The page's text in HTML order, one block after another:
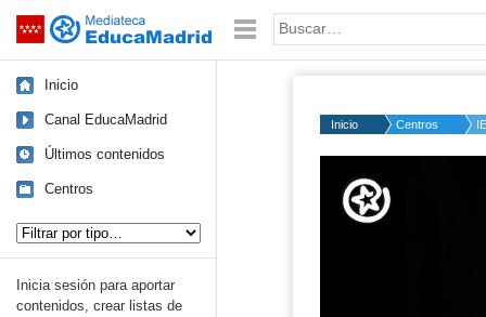
Saltar navegación Palabra o frase:
Inicio
Canal EducaMadrid
Últimos contenidos
Centros
Inicia sesión para aportar
contenidos, crear listas de
Inicio Centros
50%